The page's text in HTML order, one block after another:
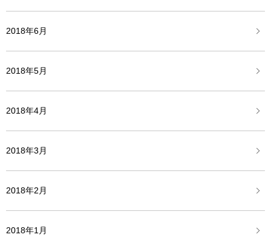
2018年6月
2018年5月
2018年4月
2018年3月
2018年2月
2018年1月